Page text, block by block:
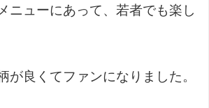
ニューにあって、若者でも楽し
が良くてファンになりました。